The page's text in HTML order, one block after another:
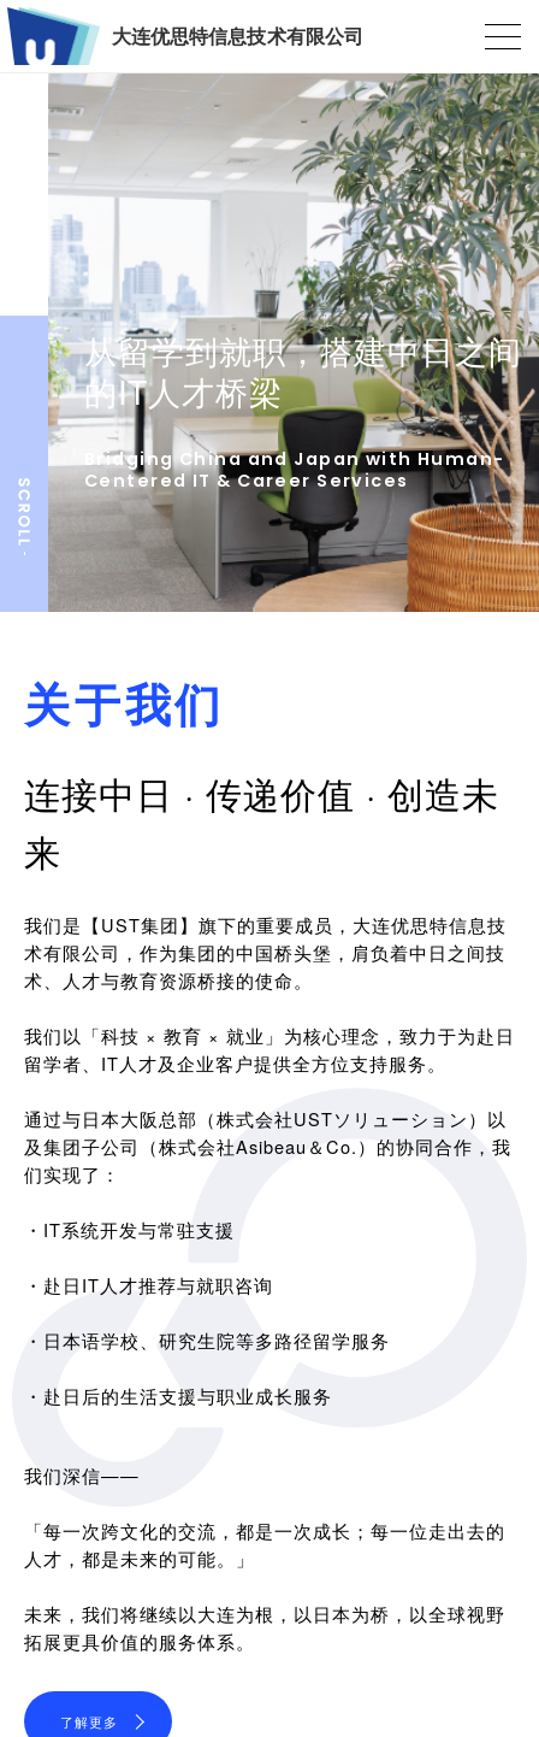
大连优思特信息技术有限公司
从留学到就职，搭建中日之间
的IT人才桥梁
Bridging China and Japan with Human-
Centered IT & Career Services
关于我们
连接中日 · 传递价值 · 创造未
来
我们是【UST集团】旗下的重要成员，大连优思特信息技
术有限公司，作为集团的中国桥头堡，肩负着中日之间技
术、人才与教育资源桥接的使命。
我们以「科技 × 教育 × 就业」为核心理念，致力于为赴日
留学者、IT人才及企业客户提供全方位支持服务。
通过与日本大阪总部（株式会社USTソリューション）以
及集团子公司（株式会社Asibeau＆Co.）的协同合作，我
们实现了：
・IT系统开发与常驻支援
・赴日IT人才推荐与就职咨询
・日本语学校、研究生院等多路径留学服务
・赴日后的生活支援与职业成长服务
我们深信——
「每一次跨文化的交流，都是一次成长；每一位走出去的
人才，都是未来的可能。」
未来，我们将继续以大连为根，以日本为桥，以全球视野
拓展更具价值的服务体系。
了解更多